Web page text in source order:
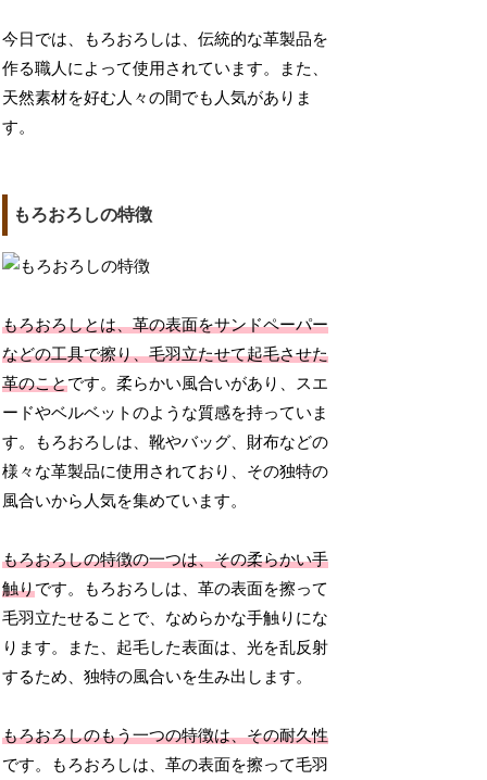
今日では、もろおろしは、伝統的な革製品を
作る職人によって使用されています。また、
天然素材を好む人々の間でも人気がありま
す。
もろおろしの特徴
もろおろしとは、革の表面をサンドペーパー
などの工具で擦り、毛羽立たせて起毛させた
革のことです。柔らかい風合いがあり、スエ
ードやベルベットのような質感を持っていま
す。もろおろしは、靴やバッグ、財布などの
様々な革製品に使用されており、その独特の
風合いから人気を集めています。
もろおろしの特徴の一つは、その柔らかい手
触りです。もろおろしは、革の表面を擦って
毛羽立たせることで、なめらかな手触りにな
ります。また、起毛した表面は、光を乱反射
するため、独特の風合いを生み出します。
もろおろしのもう一つの特徴は、その耐久性
です。もろおろしは、革の表面を擦って毛羽